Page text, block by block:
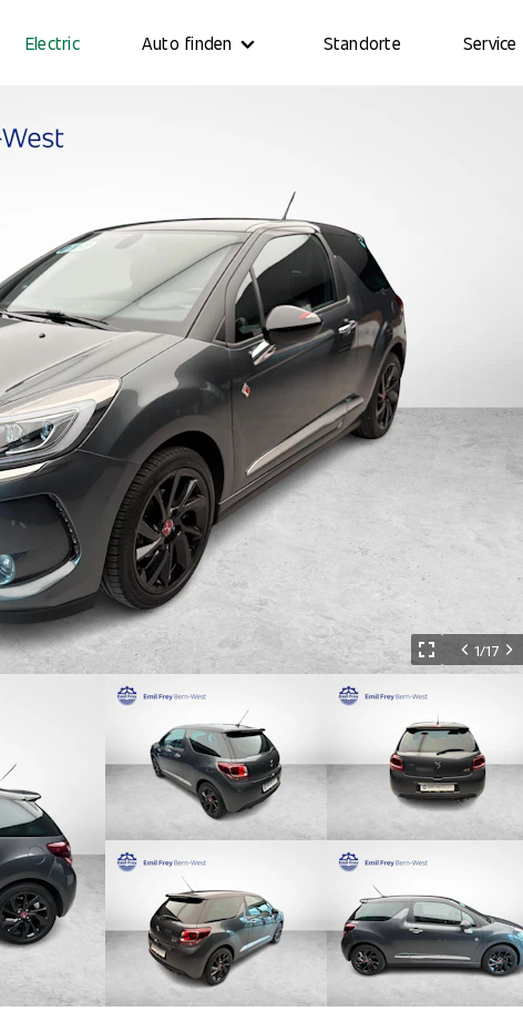
Electric Auto finden Standorte Service
1/17